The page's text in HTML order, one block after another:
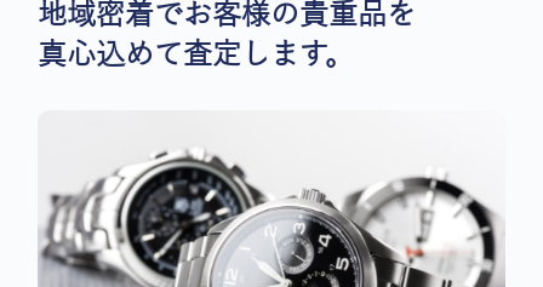
地域密着でお客様の貴重品を
真心込めて査定します。